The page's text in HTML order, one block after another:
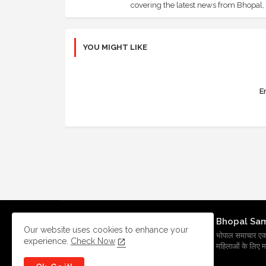
covering the latest news from Bhopal,
YOU MIGHT LIKE
Bhopal
भोपाल समाचार एक
महिलाओं के लिए
Our website uses cookies to enhance your
experience. Check Now